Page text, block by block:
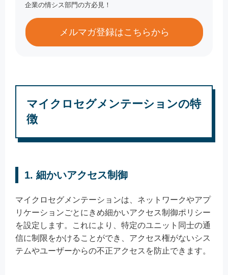
企業の情シス部門の方必見！
メルマガ登録はこちらから
マイクロセグメンテーションの特
徴
1. 細かいアクセス制御
マイクロセグメンテーションは、ネットワークやアプ
リケーションごとにきめ細かいアクセス制御ポリシー
を設定します。これにより、特定のユニット同士の通
信に制限をかけることができ、アクセス権がないシス
テムやユーザーからの不正アクセスを防止できます。